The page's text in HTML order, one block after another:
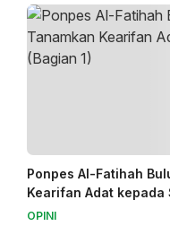
Ponpes Al-Fatihah
Kearifan Adat kepada
OPINI